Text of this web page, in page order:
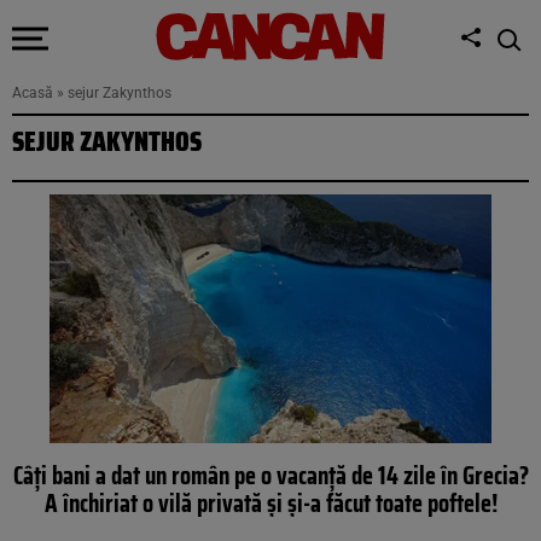
Acasă » sejur Zakynthos
SEJUR ZAKYNTHOS
Câți bani a dat un român pe o vacanță de 14 zile în Grecia?
A închiriat o vilă privată și și-a făcut toate poftele!